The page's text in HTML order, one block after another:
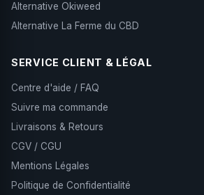
Alternative Okiweed
Alternative La Ferme du CBD
SERVICE CLIENT & LÉGAL
Centre d'aide / FAQ
Suivre ma commande
Livraisons & Retours
CGV / CGU
Mentions Légales
Politique de Confidentialité